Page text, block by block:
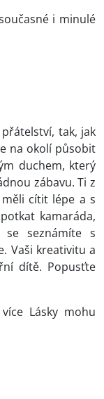
i minulé
tak, jak
na okolí působit
duchem, který
zábavu. Ti z
cítit lépe a s
kamaráda,
seznámíte s
Vaši kreativitu a
dítě. Popusťte
Lásky mohu